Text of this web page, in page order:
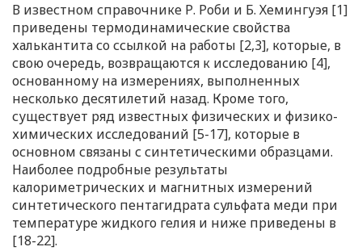
В известном справочнике Р. Роби и Б. Хемингуэя [1]
приведены термодинамические свойства
халькантита со ссылкой на работы [2,3], которые, в
свою очередь, возвращаются к исследованию [4],
основанному на измерениях, выполненных
несколько десятилетий назад. Кроме того,
существует ряд известных физических и физико-
химических исследований [5-17], которые в
основном связаны с синтетическими образцами.
Наиболее подробные результаты
калориметрических и магнитных измерений
синтетического пентагидрата сульфата меди при
температуре жидкого гелия и ниже приведены в
[18-22].